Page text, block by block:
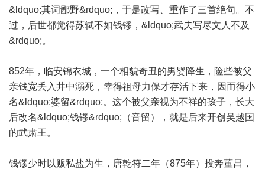
&ldquo;其词鄙野&rdquo;，于是改写、重作了三首绝句。不
过，后世都觉得苏轼不如钱镠，&ldquo;武夫写尽文人不及
&rdquo;。
852年，临安锦衣城，一个相貌奇丑的男婴降生，险些被父
亲钱宽丢入井中溺死，幸得祖母力保才存活下来，因而得小
名&ldquo;婆留&rdquo;。这个被父亲视为不祥的孩子，长大
后改名&ldquo;钱镠&rdquo;（音留），就是后来开创吴越国
的武肃王。
钱镠少时以贩私盐为生，唐乾符二年（875年）投奔董昌，